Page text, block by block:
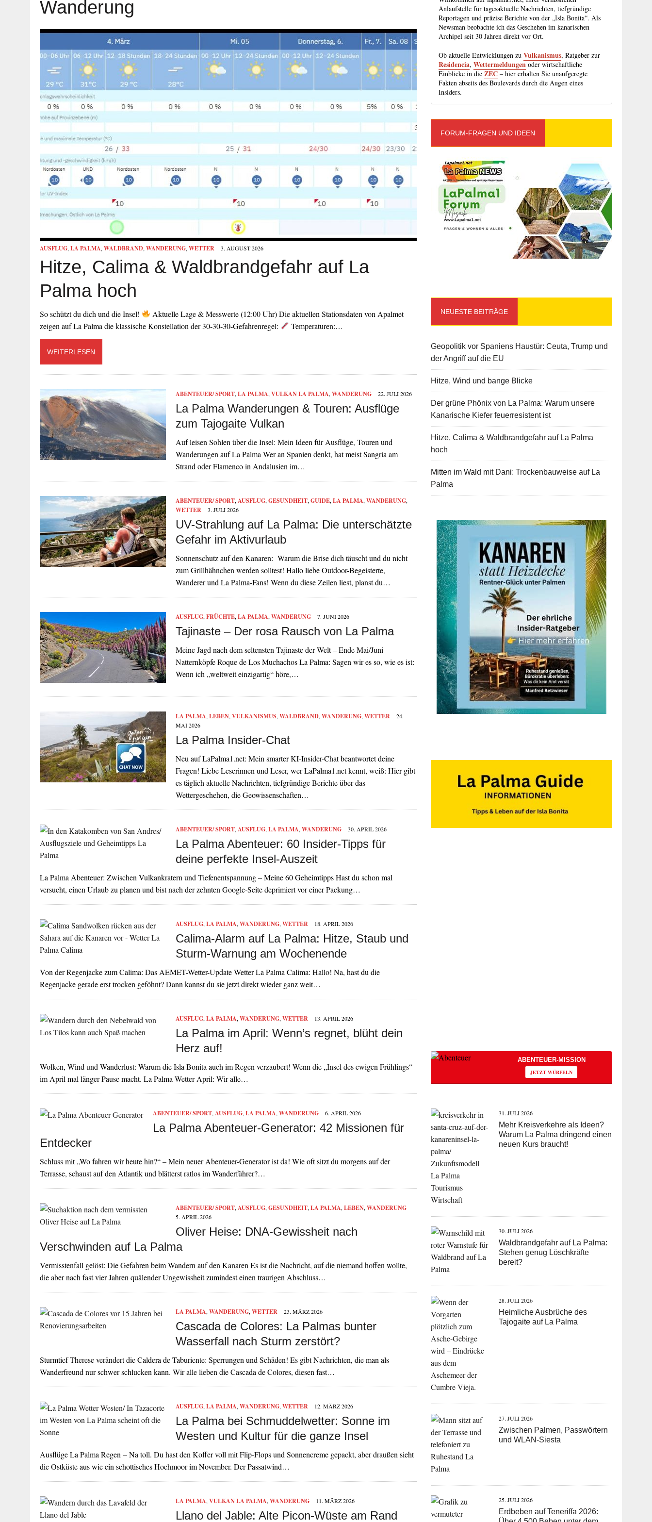
Wanderung
AUSFLUG, LA PALMA, WALDBRAND, WANDERUNG, WETTER 3. AUGUST 2026
Hitze, Calima & Waldbrandgefahr auf La
Palma hoch
So schützt du dich und die Insel!
Aktuelle Lage & Messwerte (12:00 Uhr) Die aktuellen Stationsdaten von Apalmet
zeigen auf La Palma die klassische Konstellation der 30-30-30-Gefahrenregel:
Temperaturen:…
WEITERLESEN
ABENTEUER/ SPORT, LA PALMA, VULKAN LA PALMA, WANDERUNG 22. JULI 2026
La Palma Wanderungen & Touren: Ausflüge
zum Tajogaite Vulkan
Auf leisen Sohlen über die Insel: Mein Ideen für Ausflüge, Touren und
Wanderungen auf La Palma Wer an Spanien denkt, hat meist Sangria am
Strand oder Flamenco in Andalusien im…
ABENTEUER/ SPORT, AUSFLUG, GESUNDHEIT, GUIDE, LA PALMA, WANDERUNG,
WETTER 3. JULI 2026
UV-Strahlung auf La Palma: Die unterschätzte
Gefahr im Aktivurlaub
Sonnenschutz auf den Kanaren: Warum die Brise dich täuscht und du nicht
zum Grillhähnchen werden solltest! Hallo liebe Outdoor-Begeisterte,
Wanderer und La Palma-Fans! Wenn du diese Zeilen liest, planst du…
AUSFLUG, FRÜCHTE, LA PALMA, WANDERUNG 7. JUNI 2026
Tajinaste – Der rosa Rausch von La Palma
Meine Jagd nach dem seltensten Tajinaste der Welt – Ende Mai/Juni
Natternköpfe Roque de Los Muchachos La Palma: Sagen wir es so, wie es ist:
Wenn ich „weltweit einzigartig“ höre,…
LA PALMA, LEBEN, VULKANISMUS, WALDBRAND, WANDERUNG, WETTER
24.
MAI 2026
La Palma Insider-Chat
Neu auf LaPalma1.net: Mein smarter KI-Insider-Chat beantwortet deine
Fragen! Liebe Leserinnen und Leser, wer LaPalma1.net kennt, weiß: Hier gibt
es täglich aktuelle Nachrichten, tiefgründige Berichte über das
Wettergeschehen, die Geowissenschaften…
ABENTEUER/ SPORT, AUSFLUG, LA PALMA, WANDERUNG 30. APRIL 2026
La Palma Abenteuer: 60 Insider-Tipps für
deine perfekte Insel-Auszeit
La Palma Abenteuer: Zwischen Vulkankratern und Tiefenentspannung – Meine 60 Geheimtipps Hast du schon mal
versucht, einen Urlaub zu planen und bist nach der zehnten Google-Seite deprimiert vor einer Packung…
AUSFLUG, LA PALMA, WANDERUNG, WETTER 18. APRIL 2026
Calima-Alarm auf La Palma: Hitze, Staub und
Sturm-Warnung am Wochenende
Von der Regenjacke zum Calima: Das AEMET-Wetter-Update Wetter La Palma Calima: Hallo! Na, hast du die
Regenjacke gerade erst trocken geföhnt? Dann kannst du sie jetzt direkt wieder ganz weit…
AUSFLUG, LA PALMA, WANDERUNG, WETTER 13. APRIL 2026
La Palma im April: Wenn’s regnet, blüht dein
Herz auf!
Wolken, Wind und Wanderlust: Warum die Isla Bonita auch im Regen verzaubert! Wenn die „Insel des ewigen Frühlings“
im April mal länger Pause macht. La Palma Wetter April: Wir alle…
ABENTEUER/ SPORT, AUSFLUG, LA PALMA, WANDERUNG 6. APRIL 2026
La Palma Abenteuer-Generator: 42 Missionen für
Entdecker
Schluss mit „Wo fahren wir heute hin?“ – Mein neuer Abenteuer-Generator ist da! Wie oft sitzt du morgens auf der
Terrasse, schaust auf den Atlantik und blätterst ratlos im Wanderführer?…
ABENTEUER/ SPORT, AUSFLUG, GESUNDHEIT, LA PALMA, LEBEN, WANDERUNG
5. APRIL 2026
Oliver Heise: DNA-Gewissheit nach
Verschwinden auf La Palma
Vermisstenfall gelöst: Die Gefahren beim Wandern auf den Kanaren Es ist die Nachricht, auf die niemand hoffen wollte,
die aber nach fast vier Jahren quälender Ungewissheit zumindest einen traurigen Abschluss…
LA PALMA, WANDERUNG, WETTER 23. MÄRZ 2026
Cascada de Colores: La Palmas bunter
Wasserfall nach Sturm zerstört?
Sturmtief Therese verändert die Caldera de Taburiente: Sperrungen und Schäden! Es gibt Nachrichten, die man als
Wanderfreund nur schwer schlucken kann. Wir alle lieben die Cascada de Colores, diesen fast…
AUSFLUG, LA PALMA, WANDERUNG, WETTER 12. MÄRZ 2026
La Palma bei Schmuddelwetter: Sonne im
Westen und Kultur für die ganze Insel
Ausflüge La Palma Regen – Na toll. Du hast den Koffer voll mit Flip-Flops und Sonnencreme gepackt, aber draußen sieht
die Ostküste aus wie ein schottisches Hochmoor im November. Der Passatwind…
LA PALMA, VULKAN LA PALMA, WANDERUNG 11. MÄRZ 2026
Llano del Jable: Alte Picon‑Wüste am Rand
Anlaufstelle für tagesaktuelle Nachrichten, tiefgründige
Reportagen und präzise Berichte von der „Isla Bonita“. Als
Newsman beobachte ich das Geschehen im kanarischen
Archipel seit 30 Jahren direkt vor Ort.
Ob aktuelle Entwicklungen zuVulkanismus, Ratgeber zur
Residencia,Wettermeldungen oder wirtschaftliche
Einblicke in dieZEC – hier erhalten Sie unaufgeregte
Fakten abseits des Boulevards durch die Augen eines
Insiders.
FORUM-FRAGEN UND IDEEN
NEUESTE BEITRÄGE
Geopolitik vor Spaniens Haustür: Ceuta, Trump und
der Angriff auf die EU
Hitze, Wind und bange Blicke
Der grüne Phönix von La Palma: Warum unsere
Kanarische Kiefer feuerresistent ist
Hitze, Calima & Waldbrandgefahr auf La Palma
hoch
Mitten im Wald mit Dani: Trockenbauweise auf La
Palma
ABENTEUER-MISSION
JETZT WÜRFELN
31. JULI 2026
Mehr Kreisverkehre als Ideen?
Warum La Palma dringend einen
neuen Kurs braucht!
30. JULI 2026
Waldbrandgefahr auf La Palma:
Stehen genug Löschkräfte
bereit?
28. JULI 2026
Heimliche Ausbrüche des
Tajogaite auf La Palma
27. JULI 2026
Zwischen Palmen, Passwörtern
und WLAN-Siesta
25. JULI 2026
Erdbeben auf Teneriffa 2026: